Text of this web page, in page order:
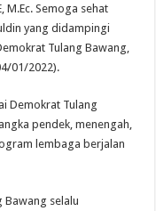
M.Ec. Semoga sehat
yang didampingi
Tulang Bawang,
01/2022).
Demokrat Tulang
pendek, menengah,
lembaga berjalan
Bawang selalu